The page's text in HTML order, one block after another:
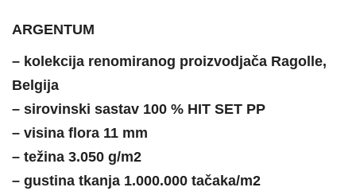
ARGENTUM
– kolekcija renomiranog proizvodjača Ragolle,
Belgija
– sirovinski sastav 100 % HIT SET PP
– visina flora 11 mm
– težina 3.050 g/m2
– gustina tkanja 1.000.000 tačaka/m2